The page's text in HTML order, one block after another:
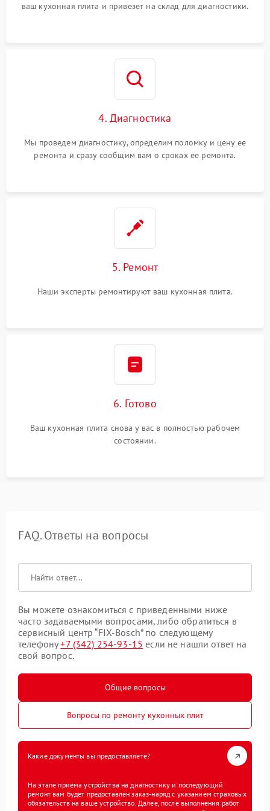
ваш кухонная плита и привезет на склад для диагностики.
4. Диагностика
Мы проведем диагностику, определим поломку и цену ее
ремонта и сразу сообщим вам о сроках ее ремонта.
5. Ремонт
Наши эксперты ремонтируют ваш кухонная плита.
6. Готово
Ваш кухонная плита снова у вас в полностью рабочем
состоянии.
FAQ. Ответы на вопросы
Вы можете ознакомиться с приведенными ниже
часто задаваемыми вопросами, либо обратиться в
сервисный центр “FIX-Bosch” по следующему
телефону+7 (342) 254-93-15 если не нашли ответ на
свой вопрос.
Общие вопросы
Вопросы по ремонту кухонных плит
Какие документы вы предоставляете?
На этапе приема устройства на диагностику и последующий
ремонт вам будет предоставлен заказ-наряд с указанием страховых
обязательств на ваше устройство. Далее, после выполнения работ